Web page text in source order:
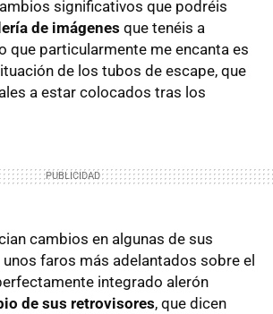
significativos que podréis
de imágenes que tenéis a
que particularmente me encanta es
de los tubos de escape, que
a estar colocados tras los
cambios en algunas de sus
faros más adelantados sobre el
integrado alerón
de sus retrovisores, que dicen